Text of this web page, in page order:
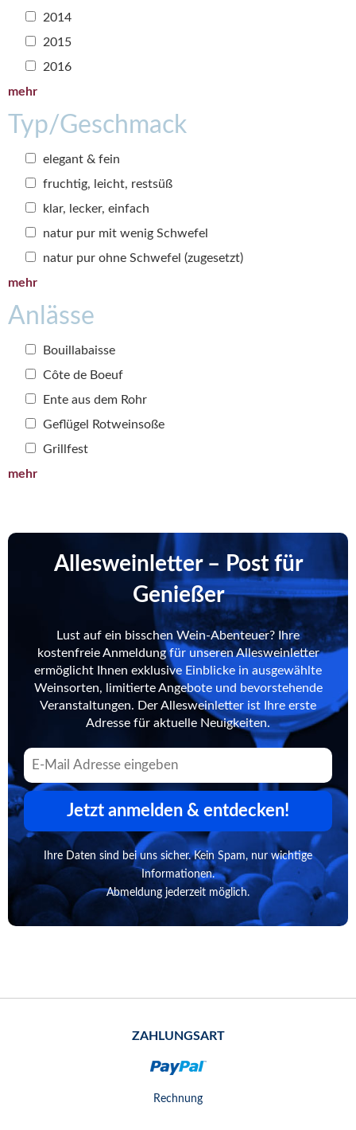
2014
2015
2016
mehr
Typ/Geschmack
elegant & fein
fruchtig, leicht, restsüß
klar, lecker, einfach
natur pur mit wenig Schwefel
natur pur ohne Schwefel (zugesetzt)
mehr
Anlässe
Bouillabaisse
Côte de Boeuf
Ente aus dem Rohr
Geflügel Rotweinsoße
Grillfest
mehr
Allesweinletter – Post für
Genießer
Lust auf ein bisschen Wein-Abenteuer? Ihre
kostenfreie Anmeldung für unseren Allesweinletter
ermöglicht Ihnen exklusive Einblicke in ausgewählte
Weinsorten, limitierte Angebote und bevorstehende
Veranstaltungen. Der Allesweinletter ist Ihre erste
Adresse für aktuelle Neuigkeiten.
Jetzt anmelden & entdecken!
Ihre Daten sind bei uns sicher. Kein Spam, nur wichtige
Informationen.
Abmeldung jederzeit möglich.
ZAHLUNGSART
Rechnung